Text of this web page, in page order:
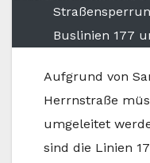
Buslinien 177
Aufgrund von
Herrnstraße
umgeleitet
sind die Linien